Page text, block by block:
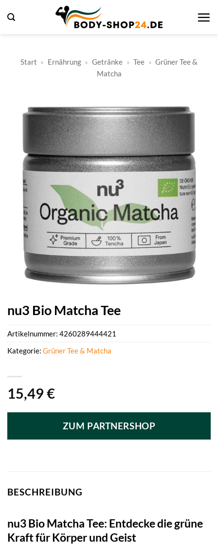
Inhalt
Start » Ernährung » Getränke » Tee » Grüner Tee &
Matcha
nu3 Bio Matcha Tee
15,49 €
ZUM PARTNERSHOP
Artikelnummer: 4260289444421
Kategorie: Grüner Tee & Matcha
BESCHREIBUNG
nu3 Bio Matcha Tee: Entdecke die grüne
Kraft für Körper und Geist